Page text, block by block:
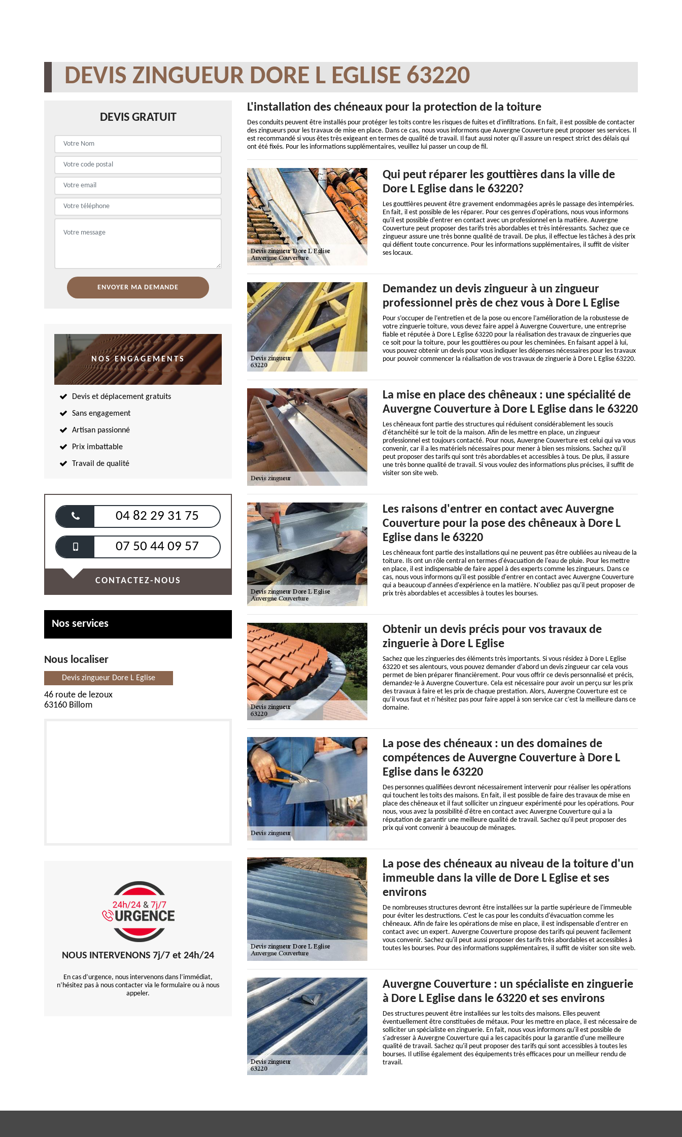
DEVIS ZINGUEUR DORE L EGLISE 63220
DEVIS GRATUIT
NOS ENGAGEMENTS
Devis et déplacement gratuits
Sans engagement
Artisan passionné
Prix imbattable
Travail de qualité
04 82 29 31 75
07 50 44 09 57
CONTACTEZ-NOUS
Nos services
Nous localiser
Devis zingueur Dore L Eglise
46 route de lezoux
63160 Billom
NOUS INTERVENONS 7j/7 et 24h/24
En cas d’urgence, nous intervenons dans l’immédiat,
n’hésitez pas à nous contacter via le formulaire ou à nous
appeler.
L'installation des chéneaux pour la protection de la toiture
Des conduits peuvent être installés pour protéger les toits contre les risques de fuites et d'infiltrations. En fait, il est possible de contacter
des zingueurs pour les travaux de mise en place. Dans ce cas, nous vous informons que Auvergne Couverture peut proposer ses services. Il
est recommandé si vous êtes très exigeant en termes de qualité de travail. Il faut aussi noter qu'il assure un respect strict des délais qui
ont été fixés. Pour les informations supplémentaires, veuillez lui passer un coup de fil.
Qui peut réparer les gouttières dans la ville de
Dore L Eglise dans le 63220?
Les gouttières peuvent être gravement endommagées après le passage des intempéries.
En fait, il est possible de les réparer. Pour ces genres d'opérations, nous vous informons
qu'il est possible d'entrer en contact avec un professionnel en la matière. Auvergne
Couverture peut proposer des tarifs très abordables et très intéressants. Sachez que ce
zingueur assure une très bonne qualité de travail. De plus, il effectue les tâches à des prix
qui défient toute concurrence. Pour les informations supplémentaires, il suffit de visiter
ses locaux.
Demandez un devis zingueur à un zingueur
professionnel près de chez vous à Dore L Eglise
Pour s’occuper de l’entretien et de la pose ou encore l’amélioration de la robustesse de
votre zinguerie toiture, vous devez faire appel à Auvergne Couverture, une entreprise
fiable et réputée à Dore L Eglise 63220 pour la réalisation des travaux de zingueries que
ce soit pour la toiture, pour les gouttières ou pour les cheminées. En faisant appel à lui,
vous pouvez obtenir un devis pour vous indiquer les dépenses nécessaires pour les travaux
pour pouvoir commencer la réalisation de vos travaux de zinguerie à Dore L Eglise 63220.
La mise en place des chêneaux : une spécialité de
Auvergne Couverture à Dore L Eglise dans le 63220
Les chêneaux font partie des structures qui réduisent considérablement les soucis
d'étanchéité sur le toit de la maison. Afin de les mettre en place, un zingueur
professionnel est toujours contacté. Pour nous, Auvergne Couverture est celui qui va vous
convenir, car il a les matériels nécessaires pour mener à bien ses missions. Sachez qu'il
peut proposer des tarifs qui sont très abordables et accessibles à tous. De plus, il assure
une très bonne qualité de travail. Si vous voulez des informations plus précises, il suffit de
visiter son site web.
Les raisons d'entrer en contact avec Auvergne
Couverture pour la pose des chêneaux à Dore L
Eglise dans le 63220
Les chêneaux font partie des installations qui ne peuvent pas être oubliées au niveau de la
toiture. Ils ont un rôle central en termes d'évacuation de l'eau de pluie. Pour les mettre
en place, il est indispensable de faire appel à des experts comme les zingueurs. Dans ce
cas, nous vous informons qu'il est possible d'entrer en contact avec Auvergne Couverture
qui a beaucoup d'années d'expérience en la matière. N'oubliez pas qu'il peut proposer de
prix très abordables et accessibles à toutes les bourses.
Obtenir un devis précis pour vos travaux de
zinguerie à Dore L Eglise
Sachez que les zingueries des éléments très importants. Si vous résidez à Dore L Eglise
63220 et ses alentours, vous pouvez demander d’abord un devis zingueur car cela vous
permet de bien préparer financièrement. Pour vous offrir ce devis personnalisé et précis,
demandez-le à Auvergne Couverture. Cela est nécessaire pour avoir un perçu sur les prix
des travaux à faire et les prix de chaque prestation. Alors, Auvergne Couverture est ce
qu’il vous faut et n’hésitez pas pour faire appel à son service car c’est la meilleure dans ce
domaine.
La pose des chéneaux : un des domaines de
compétences de Auvergne Couverture à Dore L
Eglise dans le 63220
Des personnes qualifiées devront nécessairement intervenir pour réaliser les opérations
qui touchent les toits des maisons. En fait, il est possible de faire des travaux de mise en
place des chêneaux et il faut solliciter un zingueur expérimenté pour les opérations. Pour
nous, vous avez la possibilité d'être en contact avec Auvergne Couverture qui a la
réputation de garantir une meilleure qualité de travail. Sachez qu'il peut proposer des
prix qui vont convenir à beaucoup de ménages.
La pose des chéneaux au niveau de la toiture d'un
immeuble dans la ville de Dore L Eglise et ses
environs
De nombreuses structures devront être installées sur la partie supérieure de l'immeuble
pour éviter les destructions. C'est le cas pour les conduits d'évacuation comme les
chêneaux. Afin de faire les opérations de mise en place, il est indispensable d'entrer en
contact avec un expert. Auvergne Couverture propose des tarifs qui peuvent facilement
vous convenir. Sachez qu'il peut aussi proposer des tarifs très abordables et accessibles à
toutes les bourses. Pour des informations supplémentaires, il suffit de visiter son site web.
Auvergne Couverture : un spécialiste en zinguerie
à Dore L Eglise dans le 63220 et ses environs
Des structures peuvent être installées sur les toits des maisons. Elles peuvent
éventuellement être constituées de métaux. Pour les mettre en place, il est nécessaire de
solliciter un spécialiste en zinguerie. En fait, nous vous informons qu'il est possible de
s'adresser à Auvergne Couverture qui a les capacités pour la garantie d'une meilleure
qualité de travail. Sachez qu'il peut proposer des tarifs qui sont accessibles à toutes les
bourses. Il utilise également des équipements très efficaces pour un meilleur rendu de
travail.